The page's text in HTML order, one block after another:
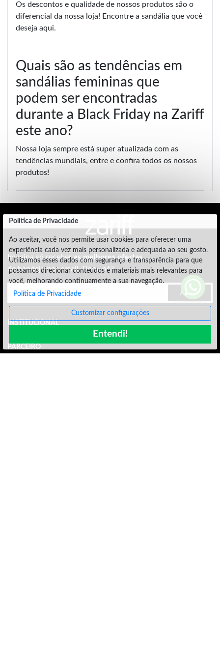
Política de Privacidade
Ao aceitar, você nos permite usar cookies para oferecer uma
experiência cada vez mais personalizada e adequada ao seu gosto.
Utilizamos esses dados com segurança e transparência para que
possamos direcionar conteúdos e materiais mais relevantes para
você, melhorando continuamente a sua navegação.
Política de Privacidade
Customizar configurações
Entendi!
Os descontos e qualidade de nossos produtos são o
diferencial da nossa loja! Encontre a sandália que você
deseja aqui.
Quais são as tendências em
sandálias femininas que
podem ser encontradas
durante a Black Friday na Zariff
este ano?
Nossa loja sempre está super atualizada com as
tendências mundiais, entre e confira todos os nossos
produtos!
Imagina só receberas melhores ofertas
de bandeja por email. Bom, né?
Assinar
INSTITUCIONAL
PARCEIRO